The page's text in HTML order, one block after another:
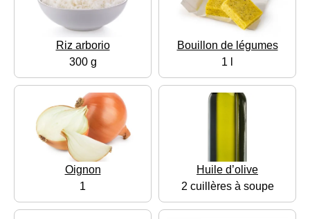
Riz arborio
300 g
Bouillon de légumes
1 l
Oignon
1
Huile d’olive
2 cuillères à soupe